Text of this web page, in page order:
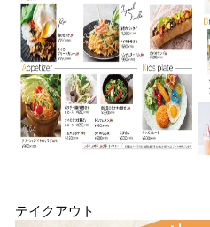
テイクアウト